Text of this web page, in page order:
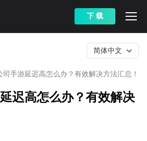
下 载
司手游延迟高怎么办？有效解决方法汇总！
简体中文
迟高怎么办？有效解决